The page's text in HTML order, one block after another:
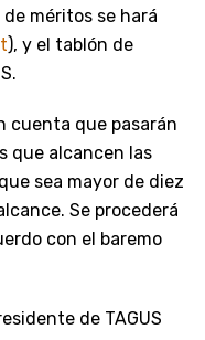
méritos se hará
), y el tablón de
cuenta que pasarán
que alcancen las
sea mayor de diez
Se procederá
con el baremo
de TAGUS